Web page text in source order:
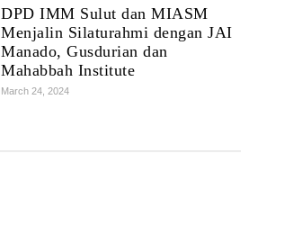
DPD IMM Sulut dan MIASM
Menjalin Silaturahmi dengan JAI
Manado, Gusdurian dan
Mahabbah Institute
March 24, 2024